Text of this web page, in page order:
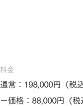
料金
通常：198,000円（税
ー価格：88,000円（税